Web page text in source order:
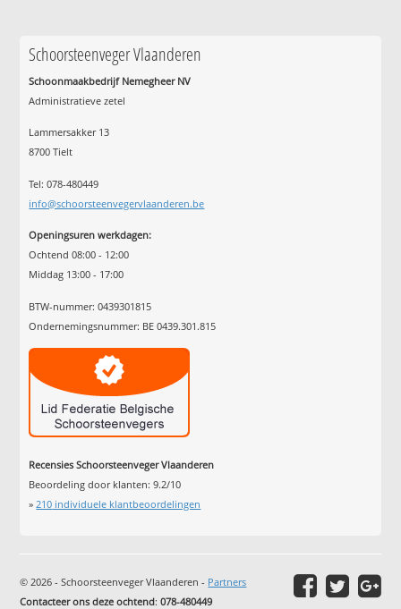
Schoorsteenveger Vlaanderen
Schoonmaakbedrijf Nemegheer NV
Administratieve zetel
Lammersakker 13
8700 Tielt
Tel: 078-480449
info@schoorsteenvegervlaanderen.be
Openingsuren werkdagen:
Ochtend 08:00 - 12:00
Middag 13:00 - 17:00
BTW-nummer: 0439301815
Ondernemingsnummer: BE 0439.301.815
Recensies Schoorsteenveger Vlaanderen
Beoordeling door klanten:9.2/10
»210 individuele klantbeoordelingen
© 2026 - Schoorsteenveger Vlaanderen - Partners
Contacteer ons deze ochtend:078-480449